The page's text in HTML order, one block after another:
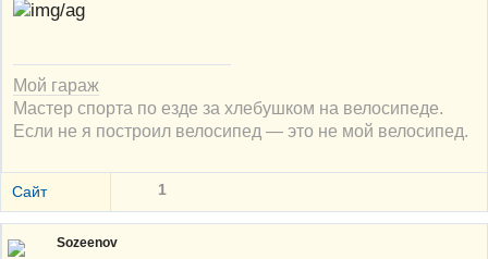
Мой гараж
Мастер спорта по езде за хлебушком на велосипеде.
Если не я построил велосипед — это не мой велосипед.
Сайт 1
Sozeenov